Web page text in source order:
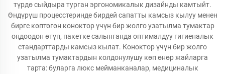
түрдө сыйдыра турган эргономикалык дизайнды камтыйт.
Өндүрүш процесстеринде бирдей сапатты камсыз кылуу менен
бирге көптөгөн коноктор үчүн бир жолго узатылма тумактар
оңдоодон өтүп, пакетке салынганда оптималдуу гигиеналык
стандарттарды камсыз кылат. Коноктор үчүн бир жолго
узатылма тумактардын колдонулушу көп өнөр жайларга
тарта: буларга люкс мейманканалар, медициналык